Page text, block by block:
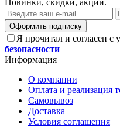
Новинки, скидки, акции.
Оформить подписку
Я прочитал и согласен с
безопасности
Информация
О компании
Оплата и реализация
Самовывоз
Доставка
Условия соглашения